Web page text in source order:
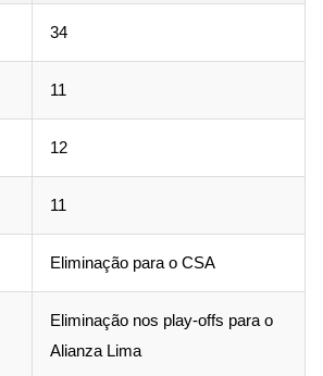
34
11
12
11
Eliminação para o CSA
Eliminação nos play-offs para o
Alianza Lima